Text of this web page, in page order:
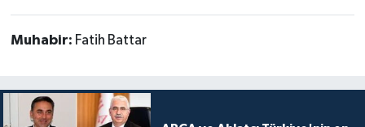
Muhabir: Fatih Battar